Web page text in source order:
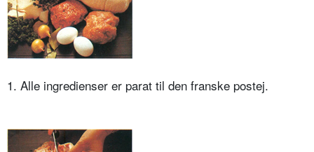
1. Alle ingredienser er parat til den franske postej.